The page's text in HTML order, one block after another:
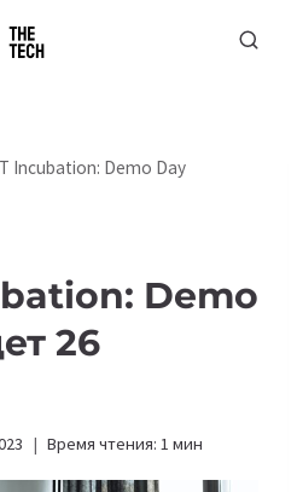
Incubation: Demo Day
Demo
26
Время чтения: 1 мин